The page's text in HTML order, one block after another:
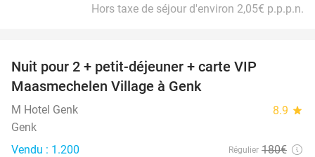
Hors taxe de séjour d'environ 2,05€ p.p.p.n.
Nuit pour 2 + petit-déjeuner + carte VIP
Maasmechelen Village à Genk
M Hotel Genk 8.9 star
Genk
Vendu : 1.200
Régulier 180€